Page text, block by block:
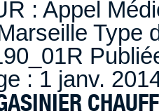
: Appel
: 1 janv.